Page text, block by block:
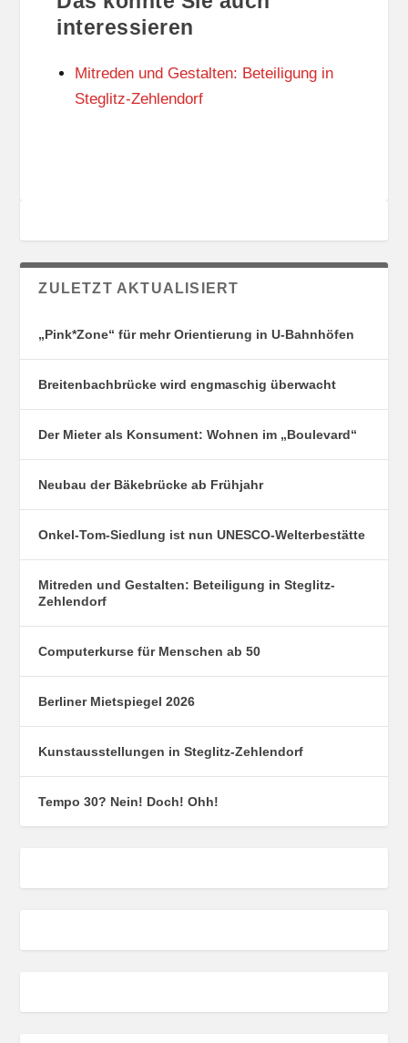
T
U
N
S
O
O
R
N
interessieren
Mitreden und Gestalten: Beteiligung in
Steglitz-Zehlendorf
ZULETZT AKTUALISIERT
„Pink*Zone“ für mehr Orientierung in U-Bahnhöfen
Breitenbachbrücke wird engmaschig überwacht
Der Mieter als Konsument: Wohnen im „Boulevard“
Neubau der Bäkebrücke ab Frühjahr
Onkel-Tom-Siedlung ist nun UNESCO-Welterbestätte
Mitreden und Gestalten: Beteiligung in Steglitz-
Zehlendorf
Computerkurse für Menschen ab 50
Berliner Mietspiegel 2026
Kunstausstellungen in Steglitz-Zehlendorf
Tempo 30? Nein! Doch! Ohh!